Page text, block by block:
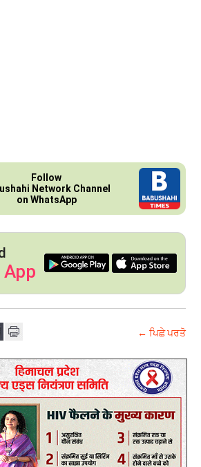
Follow
Network Channel
on WhatsApp
← ਪਿਛੇ ਪਰਤੋ